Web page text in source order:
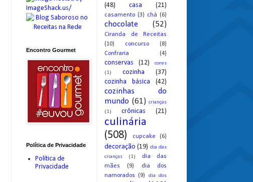
Encontro Gourmet
Política de Privacidade
Política de
Privacidade
(48)
casa (21)
casamento (3) chá (6)
chocolate (52)
Ciranda de Receitas
(10)
concurso
(8)
Confraria
(4)
conservas (12)
cores
(1)
cozinha
(37)
cozinha básica
(42)
cozinhas do
mundo (61) crianças
(1)
crônicas (21)
culinária
(508)
cupcake (6)
decoração (19) dia das
crianças
(1)
dia das
mães
(9)
dia dos
namorados
(9) dia dos